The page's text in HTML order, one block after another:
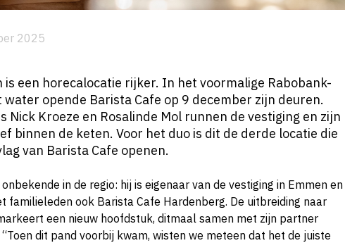
2025
is een horecalocatie rijker. In het voormalige Rabobank-
water opende Barista Cafe op 9 december zijn deuren.
Nick Kroeze en Rosalinde Mol runnen de vestiging en zijn
binnen de keten. Voor het duo is dit de derde locatie die
van Barista Cafe openen.
in de regio: hij is eigenaar van de vestiging in Emmen en
familieleden ook Barista Cafe Hardenberg. De uitbreiding naar
een nieuw hoofdstuk, ditmaal samen met zijn partner
dit pand voorbij kwam, wisten we meteen dat het de juiste